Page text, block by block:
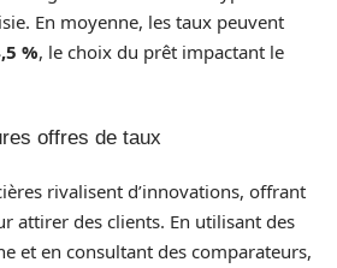
En moyenne, les taux peuvent
%, le choix du prêt impactant le
offres de taux
rivalisent d’innovations, offrant
attirer des clients. En utilisant des
et en consultant des comparateurs,